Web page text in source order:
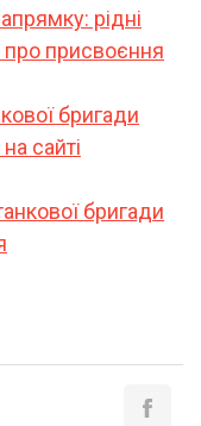
рідні
про присвоєння
бригади
сайті
бригади